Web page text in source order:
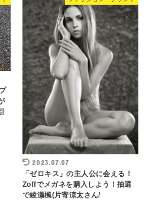
2023.07.07
「ゼロキス」の主人公に会える！
Zoffでメガネを購入しよう！抽選
で綾瀬楓(片寄涼太さん/